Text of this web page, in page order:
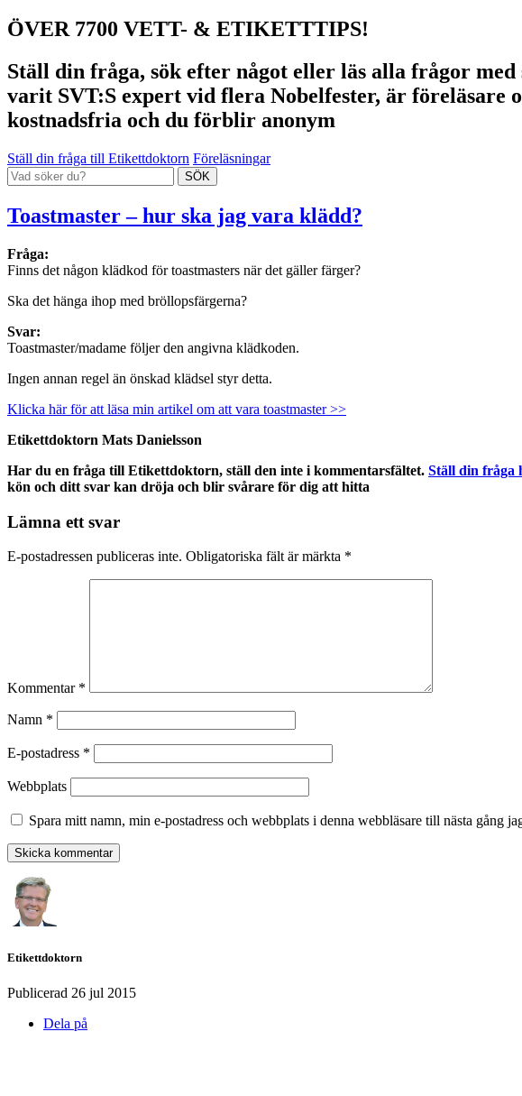
ÖVER 7700 VETT- & ETIKETTTIPS!
Ställ din fråga, sök efter något eller läs alla frågor
varit SVT:S expert vid flera Nobelfester, är föreläsare
kostnadsfria och du förblir anonym
Ställ din fråga till Etikettdoktorn Föreläsningar
Toastmaster – hur ska jag vara klädd?
Fråga:
Finns det någon klädkod för toastmasters när det gäller färger?
Ska det hänga ihop med bröllopsfärgerna?
Svar:
Toastmaster/madame följer den angivna klädkoden.
Ingen annan regel än önskad klädsel styr detta.
Klicka här för att läsa min artikel om att vara toastmaster >>
Etikettdoktorn Mats Danielsson
Har du en fråga till Etikettdoktorn, ställ den inte i kommentarsfältet. Ställ din fråga
kön och ditt svar kan dröja och blir svårare för dig att hitta
Lämna ett svar
E-postadressen publiceras inte. Obligatoriska fält är märkta *
Kommentar *
Namn *
E-postadress *
Webbplats
Spara mitt namn, min e-postadress och webbplats i denna webbläsare till nästa gång
Etikettdoktorn
Publicerad 26 jul 2015
Dela på